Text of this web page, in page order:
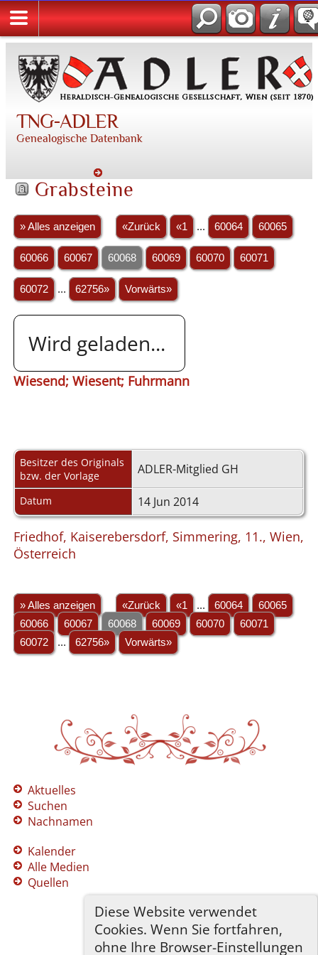
TNG-ADLER
Genealogische Datenbank
Diese Website verwendet
Cookies. Wenn Sie fortfahren,
ohne Ihre Browser-Einstellungen
Grabsteine
» Alles anzeigen «Zurück «1 ... 60064 60065
60066 60067 60068 60069 60070 60071
60072 ... 62756» Vorwärts»
Wird geladen...
Wiesend; Wiesent; Fuhrmann
Besitzer des Originals
bzw. der Vorlage
ADLER-Mitglied GH
Datum 14 Jun 2014
Friedhof, Kaiserebersdorf, Simmering, 11., Wien,
Österreich
» Alles anzeigen «Zurück «1 ... 60064
60065
60066
60067 60068 60069 60070
60071
60072
... 62756» Vorwärts»
Aktuelles
Suchen
Nachnamen
Kalender
Alle Medien
Quellen